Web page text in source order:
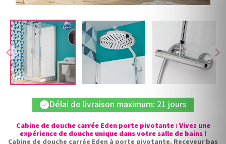
chevron_left chevron_right
check Délai de livraison maximum: 21 jours
Cabine de douche carrée Eden porte pivotante : Vivez une
expérience de douche unique dans votre salle de bains !
Cabine de douche carrée Eden à porte pivotante. Receveur bas